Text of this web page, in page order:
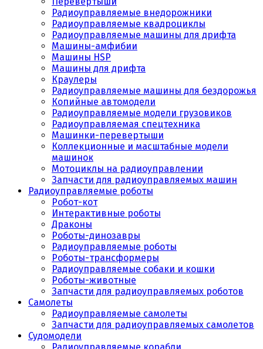
Радиоуправляемые внедорожники
Радиоуправляемые квадроциклы
Радиоуправляемые машины для дрифта
Машины-амфибии
Машины HSP
Машины для дрифта
Краулеры
Радиоуправляемые машины для бездорожья
Копийные автомодели
Радиоуправляемые модели грузовиков
Радиоуправляемая спецтехника
Машинки-перевертыши
Коллекционные и масштабные модели
машинок
Мотоциклы на радиоуправлении
Запчасти для радиоуправляемых машин
Радиоуправляемые роботы
Робот-кот
Интерактивные роботы
Драконы
Роботы-динозавры
Радиоуправляемые роботы
Роботы-трансформеры
Радиоуправляемые собаки и кошки
Роботы-животные
Запчасти для радиоуправляемых роботов
Самолеты
Радиоуправляемые самолеты
Запчасти для радиоуправляемых самолетов
Судомодели